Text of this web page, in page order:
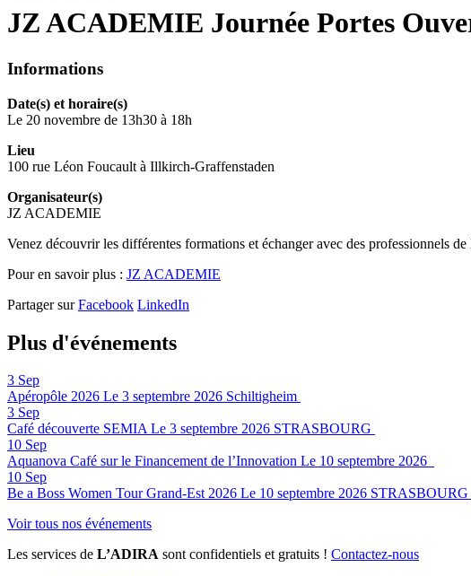
JZ ACADEMIE Journée Portes
Informations
Date(s) et horaire(s)
Le 20 novembre de 13h30 à 18h
Lieu
100 rue Léon Foucault à Illkirch-Graffenstaden
Organisateur(s)
JZ ACADEMIE
Venez découvrir les différentes formations et échanger avec des professionnels
Pour en savoir plus : JZ ACADEMIE
Partager sur Facebook LinkedIn
Plus d'événements
3 Sep
Apéropôle 2026 Le 3 septembre 2026 Schiltigheim
3 Sep
Café découverte SEMIALe 3 septembre 2026 STRASBOURG
10 Sep
Aquanova Café sur le Financement de l’Innovation Le 10 septembre 2026
10 Sep
Be a Boss Women Tour Grand-Est 2026 Le 10 septembre 2026 STRASBOURG
Voir tous nos événements
Les services de L’ADIRA sont confidentiels et gratuits ! Contactez-nous